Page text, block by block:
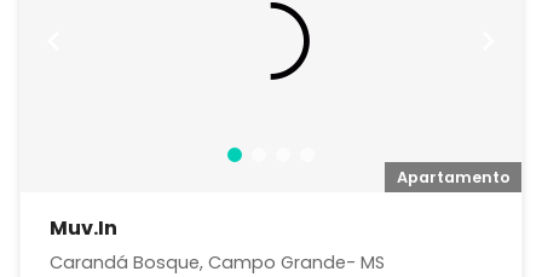
Apartamento
Muv.In
Carandá Bosque, Campo Grande- MS